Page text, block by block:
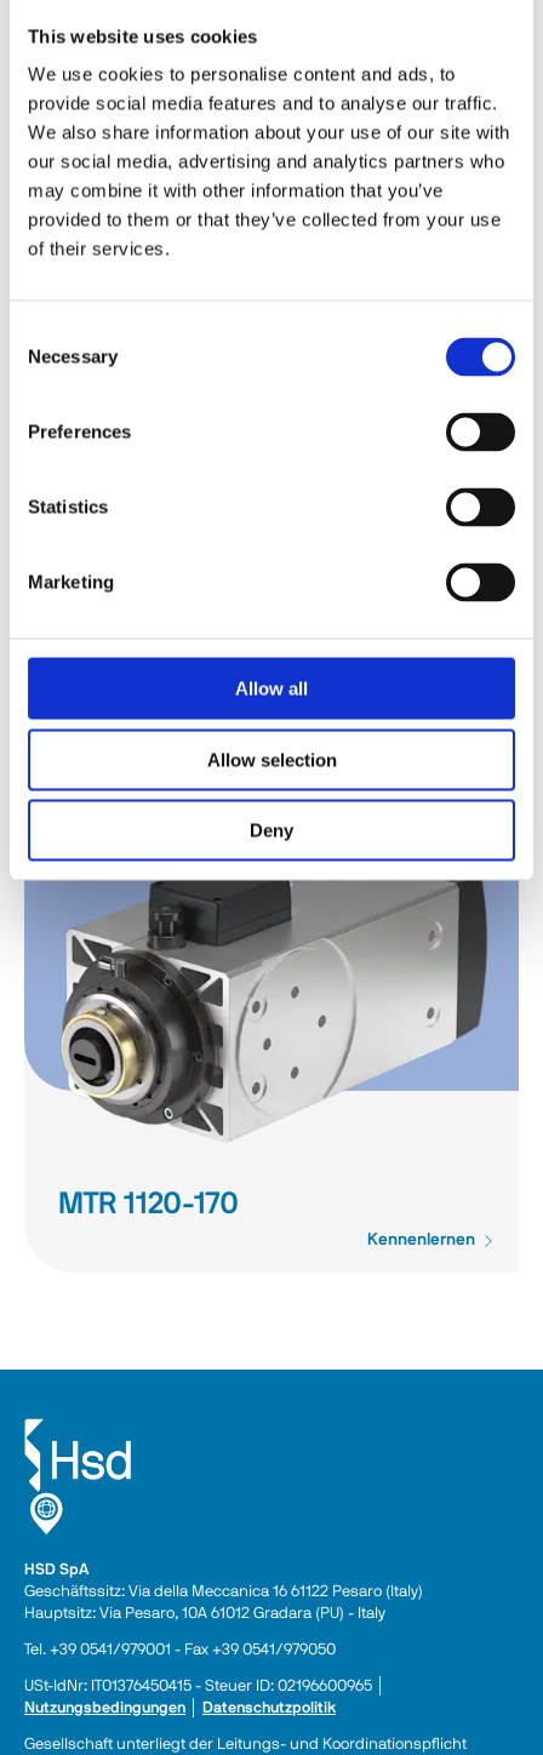
This website uses cookies
We use cookies to personalise content and ads, to
provide social media features and to analyse our traffic.
We also share information about your use of our site with
our social media, advertising and analytics partners who
may combine it with other information that you’ve
provided to them or that they’ve collected from your use
of their services.
Selection
Necessary
Preferences
Statistics
Marketing
Allow all
Allow selection
Deny
MTR 1073-120
MTR 1090-140
MTR 1120-170
Kennenlernen
HSD SpA
Geschäftssitz: Via della Meccanica 16 61122 Pesaro (Italy)
Hauptsitz: Via Pesaro, 10A 61012 Gradara (PU) - Italy
Tel. +39 0541/979001 - Fax +39 0541/979050
USt-IdNr: IT01376450415 - Steuer ID: 02196600965 │
Nutzungsbedingungen
Datenschutzpolitik
Gesellschaft unterliegt der Leitungs- und Koordinationspflicht